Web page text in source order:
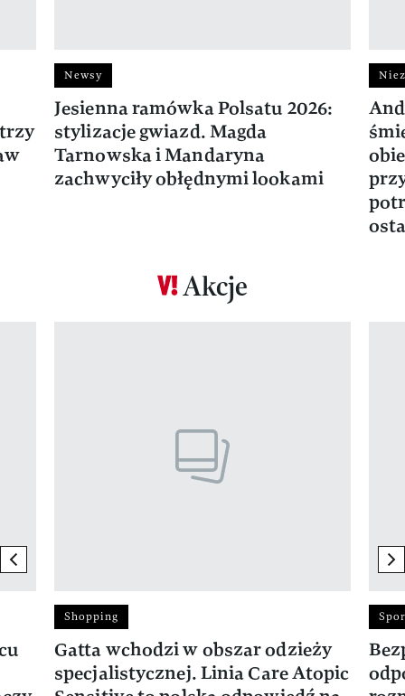
Newsy
Jesienna ramówka Polsatu 2026:
stylizacje gwiazd. Magda
Tarnowska i Mandaryna
zachwyciły obłędnymi lookami
Akcje
previous element
Shopping
Gatta wchodzi w obszar odzieży
specjalistycznej. Linia Care Atopic